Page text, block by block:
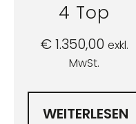
4 Top
€1.350,00 exkl.
MwSt.
WEITERLESEN